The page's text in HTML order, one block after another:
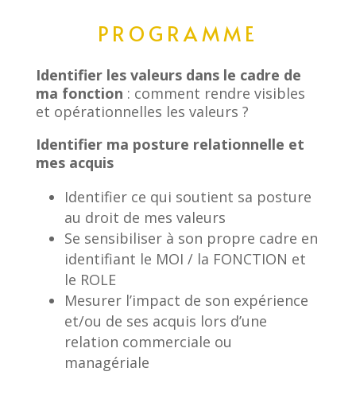
PROGRAMME
Identifier les valeurs dans le cadre de
ma fonction : comment rendre visibles
et opérationnelles les valeurs ?
Identifier ma posture relationnelle et
mes acquis
Identifier ce qui soutient sa posture
au droit de mes valeurs
Se sensibiliser à son propre cadre en
identifiant le MOI / la FONCTION et
le ROLE
Mesurer l’impact de son expérience
et/ou de ses acquis lors d’une
relation commerciale ou
managériale